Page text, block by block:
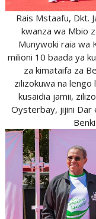
Rais Mstaafu, Dkt.
kwanza wa Mbio
Munywoki raia wa
milioni 10 baada ya
za kimataifa za
zilizokuwa na lengo
kusaidia jamii,
Oysterbay, jijini Dar